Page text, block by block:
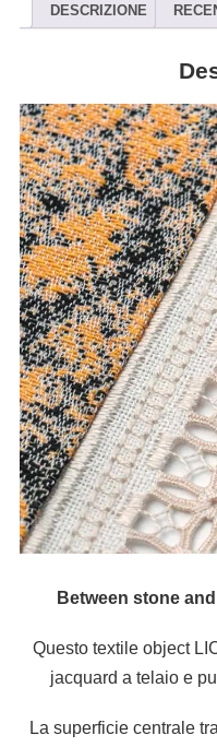
DESCRIZIONE
Between stone
Questo textile object
jacquard a telaio e
La superficie centrale